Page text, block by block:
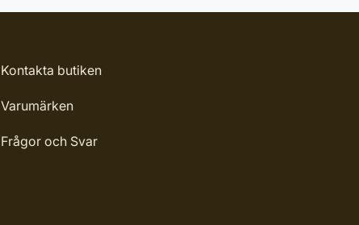
Kontakta butiken
Varumärken
Frågor och Svar